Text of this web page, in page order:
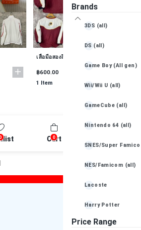
Books, Movies &
Baby Essentials
Brands
3DS (all)
DS (all)
Game Boy (All gen)
Wii/Wii U (all)
GameCube (all)
Nintendo 64 (all)
SNES/Super
NES/Famicom (all)
Lacoste
Harry Potter
Louis Vuitton
Price Range
เสื้อมือสองลิขสิทธ...
฿600.00
1 Item
0
Cart
about discounts offers and events